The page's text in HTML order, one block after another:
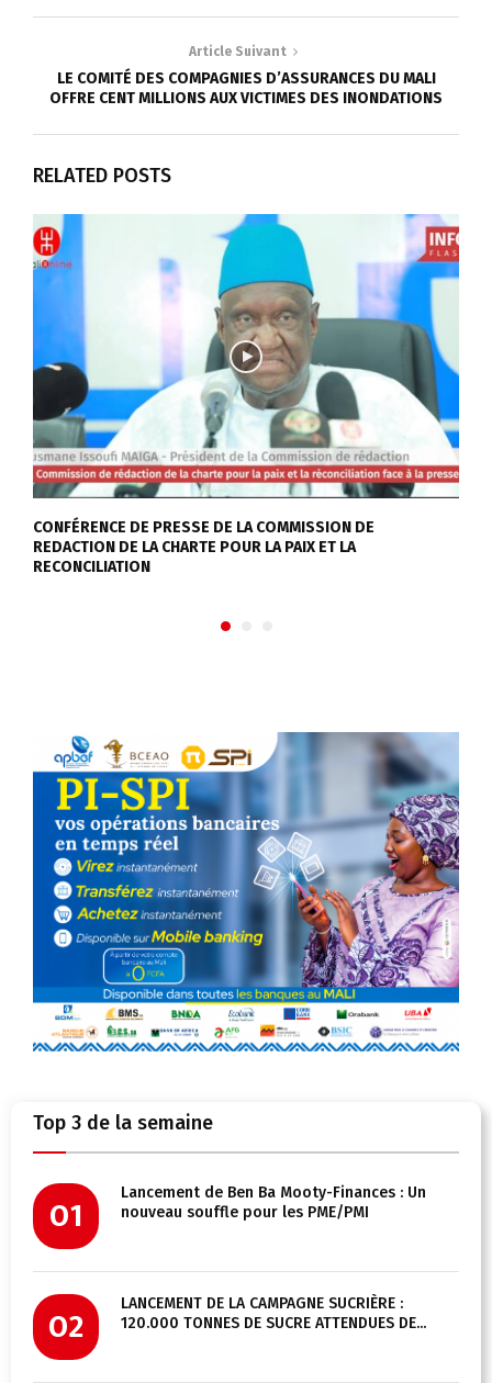
Article Suivant
LE COMITÉ DES COMPAGNIES D’ASSURANCES DU MALI
OFFRE CENT MILLIONS AUX VICTIMES DES INONDATIONS
RELATED POSTS
CONFÉRENCE DE PRESSE DE LA COMMISSION DE
REDACTION DE LA CHARTE POUR LA PAIX ET LA
RECONCILIATION
Top 3 de la semaine
01
Lancement de Ben Ba Mooty-Finances : Un
nouveau souffle pour les PME/PMI
02
LANCEMENT DE LA CAMPAGNE SUCRIÈRE :
120.000 TONNES DE SUCRE ATTENDUES DE...